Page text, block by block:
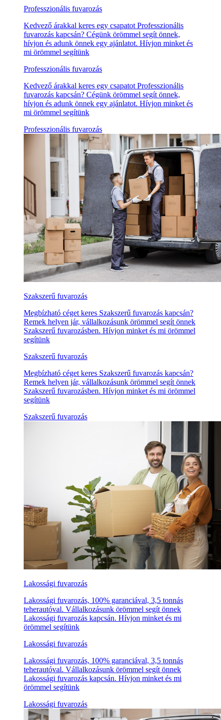
Professzionális fuvarozás
Kedvező árakkal keres egy csapatot Professzionális
fuvarozás kapcsán? Cégünk örömmel segít önnek,
hívjon és adunk önnek egy ajánlatot. Hívjon minket és
mi örömmel segítünk
Professzionális fuvarozás
Kedvező árakkal keres egy csapatot Professzionális
fuvarozás kapcsán? Cégünk örömmel segít önnek,
hívjon és adunk önnek egy ajánlatot. Hívjon minket és
mi örömmel segítünk
Professzionális fuvarozás
Szakszerű fuvarozás
Megbízható céget keres Szakszerű fuvarozás kapcsán?
Remek helyen jár, vállalkozásunk örömmel segít önnek
Szakszerű fuvarozásben. Hívjon minket és mi örömmel
segítünk
Szakszerű fuvarozás
Megbízható céget keres Szakszerű fuvarozás kapcsán?
Remek helyen jár, vállalkozásunk örömmel segít önnek
Szakszerű fuvarozásben. Hívjon minket és mi örömmel
segítünk
Szakszerű fuvarozás
Lakossági fuvarozás
Lakossági fuvarozás, 100% garanciával, 3,5 tonnás
teherautóval. Vállalkozásunk örömmel segít önnek
Lakossági fuvarozás kapcsán. Hívjon minket és mi
örömmel segítünk
Lakossági fuvarozás
Lakossági fuvarozás, 100% garanciával, 3,5 tonnás
teherautóval. Vállalkozásunk örömmel segít önnek
Lakossági fuvarozás kapcsán. Hívjon minket és mi
örömmel segítünk
Lakossági fuvarozás